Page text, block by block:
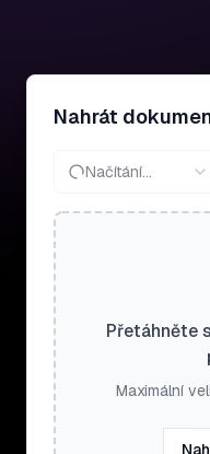
Nahrát
Načítání…
Přetáhněte
Maximální